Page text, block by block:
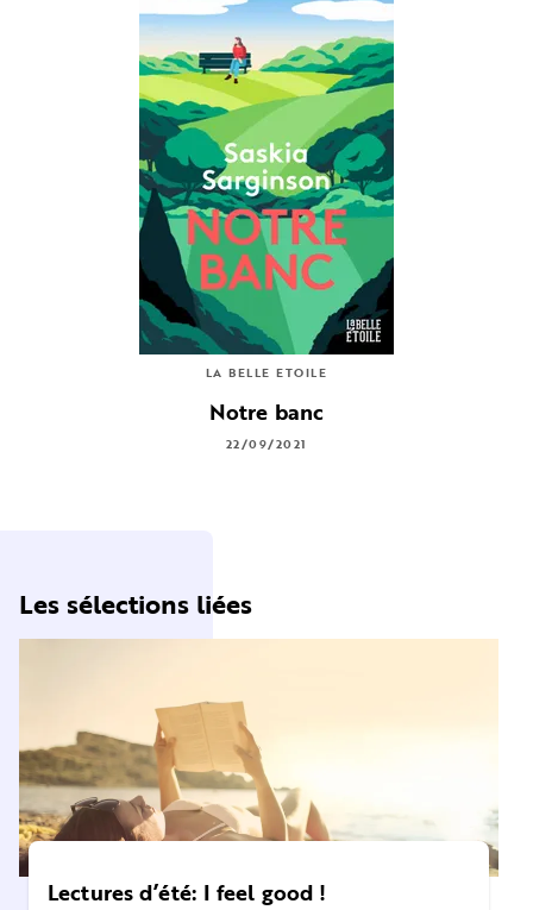
LA BELLE ETOILE
Notre banc
22/09/2021
Les sélections liées
Lectures d’été: I feel good !